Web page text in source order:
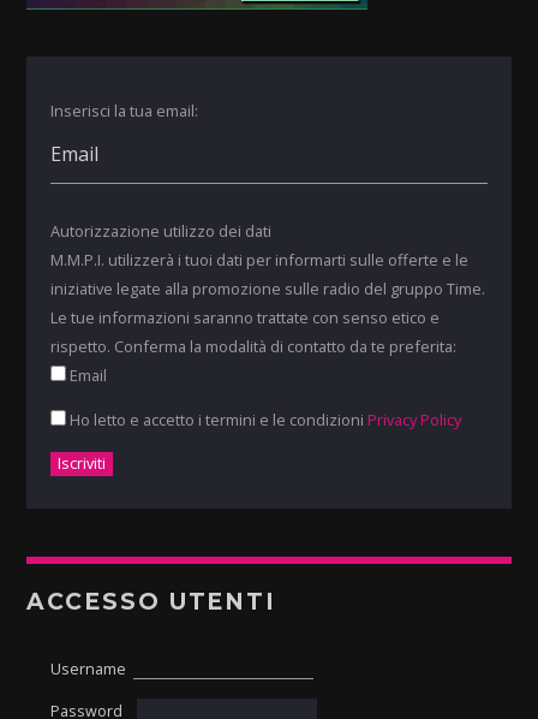
Inserisci la tua email:
Autorizzazione utilizzo dei dati
M.M.P.I. utilizzerà i tuoi dati per informarti sulle offerte e le
iniziative legate alla promozione sulle radio del gruppo Time.
Le tue informazioni saranno trattate con senso etico e
rispetto. Conferma la modalità di contatto da te preferita:
Email
Ho letto e accetto i termini e le condizioni Privacy Policy
ACCESSO UTENTI
Username
Password